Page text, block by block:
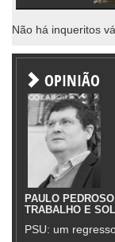
Não há inqueritos
OPINIÃO
PAULO
TRABALHO E
PSU: um